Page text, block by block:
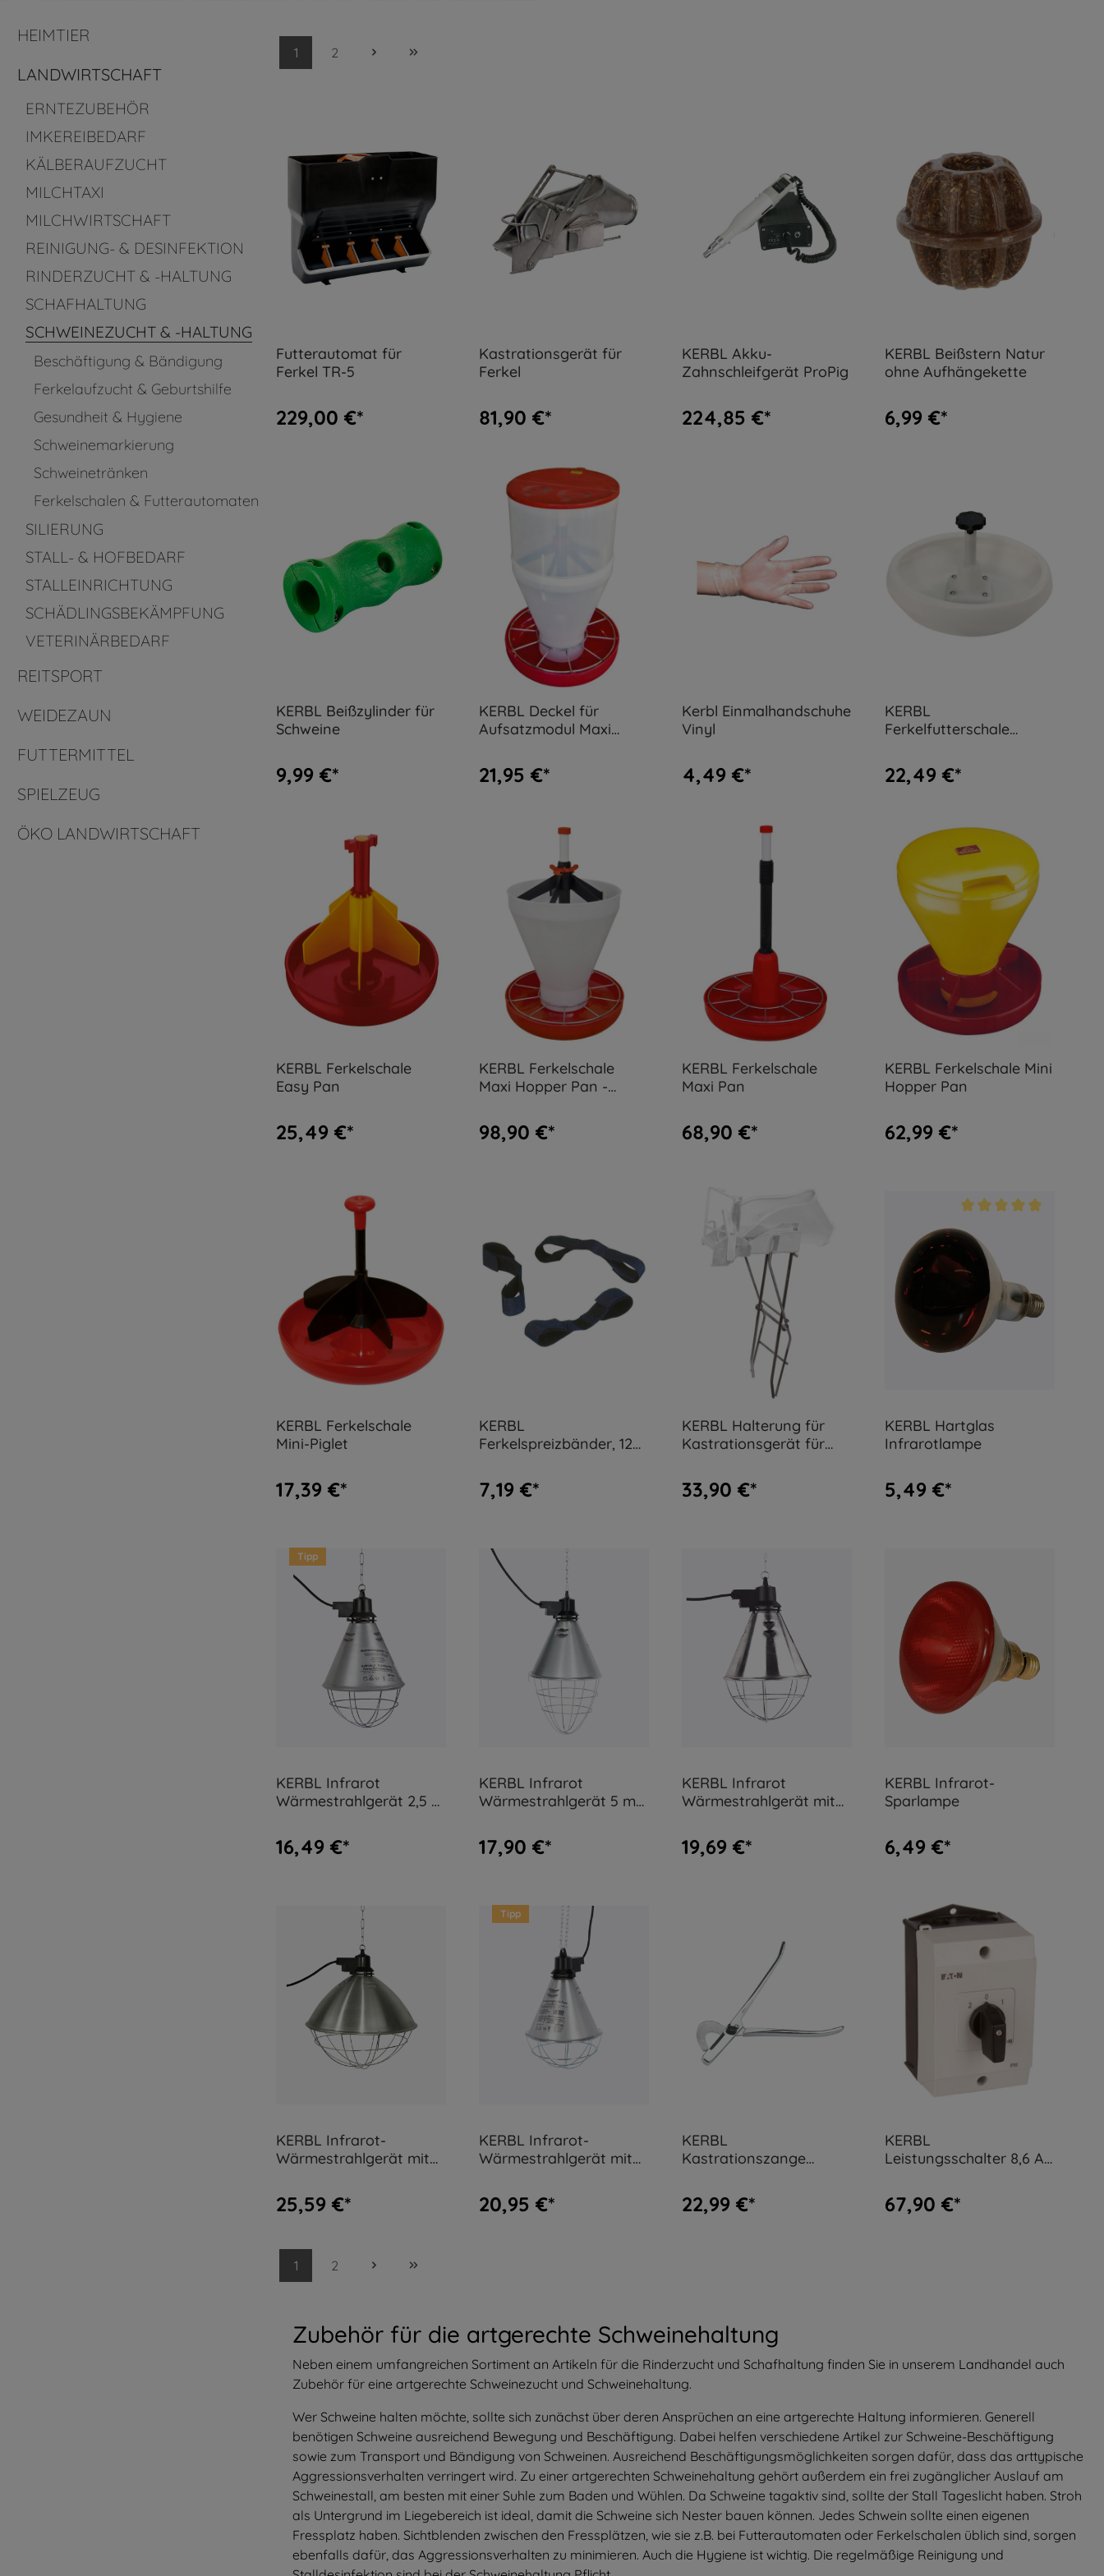
HEIMTIER
LANDWIRTSCHAFT
ERNTEZUBEHÖR
IMKEREIBEDARF
KÄLBERAUFZUCHT
MILCHTAXI
MILCHWIRTSCHAFT
REINIGUNG- & DESINFEKTION
RINDERZUCHT & -HALTUNG
SCHAFHALTUNG
SCHWEINEZUCHT & -HALTUNG
Beschäftigung & Bändigung
Ferkelaufzucht & Geburtshilfe
Gesundheit & Hygiene
Schweinemarkierung
Schweinetränken
Ferkelschalen & Futterautomaten
SILIERUNG
STALL- & HOFBEDARF
STALLEINRICHTUNG
SCHÄDLINGSBEKÄMPFUNG
VETERINÄRBEDARF
REITSPORT
WEIDEZAUN
FUTTERMITTEL
SPIELZEUG
ÖKO LANDWIRTSCHAFT
1 2
Futterautomat für
Ferkel TR-5
229,00 €*
Kastrationsgerät für
Ferkel
81,90 €*
KERBL Akku-
Zahnschleifgerät ProPig
224,85 €*
KERBL Beißstern Natur
ohne Aufhängekette
6,99 €*
KERBL Beißzylinder für
Schweine
9,99 €*
KERBL Deckel für
Aufsatzmodul Maxi
21,95 €*
Kerbl Einmalhandschuhe
Vinyl
4,49 €*
KERBL
Ferkelfutterschale
22,49 €*
KERBL Ferkelschale
Easy Pan
25,49 €*
KERBL Ferkelschale
Maxi Hopper Pan -
98,90 €*
KERBL Ferkelschale
Maxi Pan
68,90 €*
KERBL Ferkelschale Mini
Hopper Pan
62,99 €*
KERBL Ferkelschale
Mini-Piglet
17,39 €*
KERBL
Ferkelspreizbänder, 12
7,19 €*
KERBL Halterung für
Kastrationsgerät für
33,90 €*
KERBL Hartglas
Infrarotlampe
5,49 €*
Tipp
KERBL Infrarot
Wärmestrahlgerät 2,5 m
16,49 €*
KERBL Infrarot
Wärmestrahlgerät 5 m
17,90 €*
KERBL Infrarot
Wärmestrahlgerät mit
Kabel
19,69 €*
KERBL Infrarot-
Sparlampe
6,49 €*
KERBL Infrarot-
Wärmestrahlgerät mit
25,59 €*
Tipp
KERBL Infrarot-
Wärmestrahlgerät mit
20,95 €*
KERBL
Kastrationszange
22,99 €*
KERBL
Leistungsschalter 8,6 A
67,90 €*
1 2
Zubehör für die artgerechte Schweinehaltung
Neben einem umfangreichen Sortiment an Artikeln für die Rinderzucht und Schafhaltung finden Sie in unserem Landhandel auch
Zubehör für eine artgerechte Schweinezucht und Schweinehaltung.
Wer Schweine halten möchte, sollte sich zunächst über deren Ansprüchen an eine artgerechte Haltung informieren. Generell
benötigen Schweine ausreichend Bewegung und Beschäftigung. Dabei helfen verschiedene Artikel zur Schweine-Beschäftigung
sowie zum Transport und Bändigung von Schweinen. Ausreichend Beschäftigungsmöglichkeiten sorgen dafür, dass das arttypische
Aggressionsverhalten verringert wird. Zu einer artgerechten Schweinehaltung gehört außerdem ein frei zugänglicher Auslauf am
Schweinestall, am besten mit einer Suhle zum Baden und Wühlen. Da Schweine tagaktiv sind, sollte der Stall Tageslicht haben. Stroh
als Untergrund im Liegebereich ist ideal, damit die Schweine sich Nester bauen können. Jedes Schwein sollte einen eigenen
Fressplatz haben. Sichtblenden zwischen den Fressplätzen, wie sie z.B. bei Futterautomaten oder Ferkelschalen üblich sind, sorgen
ebenfalls dafür, das Aggressionsverhalten zu minimieren. Auch die Hygiene ist wichtig. Die regelmäßige Reinigung und